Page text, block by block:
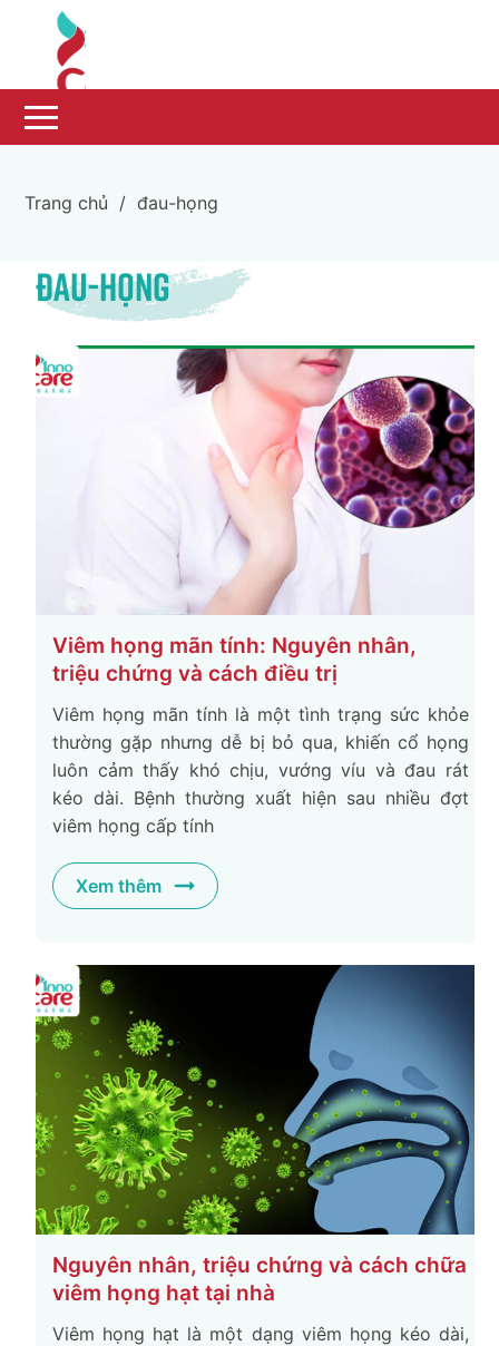
Trang chủ / đau-họng
đau-họng
Viêm họng mãn tính: Nguyên nhân,
triệu chứng và cách điều trị
Viêm họng mãn tính là một tình trạng sức khỏe
thường gặp nhưng dễ bị bỏ qua, khiến cổ họng
luôn cảm thấy khó chịu, vướng víu và đau rát
kéo dài. Bệnh thường xuất hiện sau nhiều đợt
viêm họng cấp tính
Xem thêm
Nguyên nhân, triệu chứng và cách chữa
viêm họng hạt tại nhà
Viêm họng hạt là một dạng viêm họng kéo dài,